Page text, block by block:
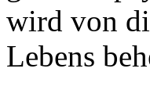
wird von
Lebens